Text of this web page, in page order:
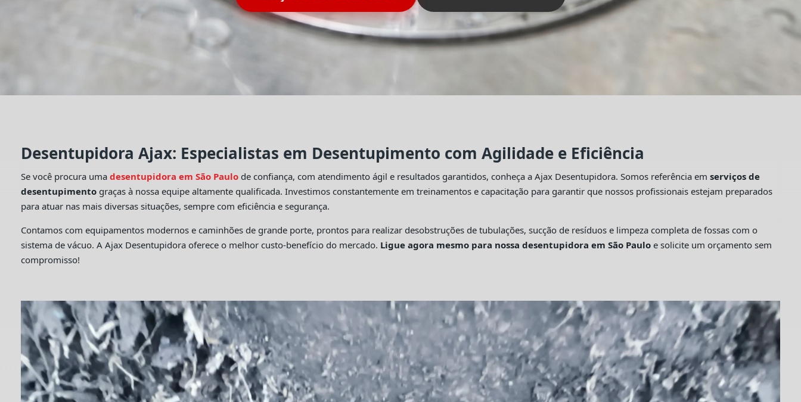
Desentupidora Ajax: Especialistas em Desentupimento com Agilidade e Eficiência
Se você procura uma desentupidora em São Paulo de confiança, com atendimento ágil e resultados garantidos, conheça a Ajax Desentupidora. Somos referência em serviços de
desentupimentograças à nossa equipe altamente qualificada. Investimos constantemente em treinamentos e capacitação para garantir que nossos profissionais estejam preparados
para atuar nas mais diversas situações, sempre com eficiência e segurança.
Contamos com equipamentos modernos e caminhões de grande porte, prontos para realizar desobstruções de tubulações, sucção de resíduos e limpeza completa de fossas com o
sistema de vácuo. A Ajax Desentupidora oferece o melhor custo-benefício do mercado. Ligue agora mesmo para nossa desentupidora em São Pauloe solicite um orçamento sem
compromisso!